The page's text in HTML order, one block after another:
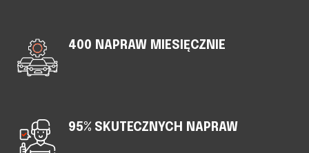
400 NAPRAW MIESIĘCZNIE
95% SKUTECZNYCH NAPRAW